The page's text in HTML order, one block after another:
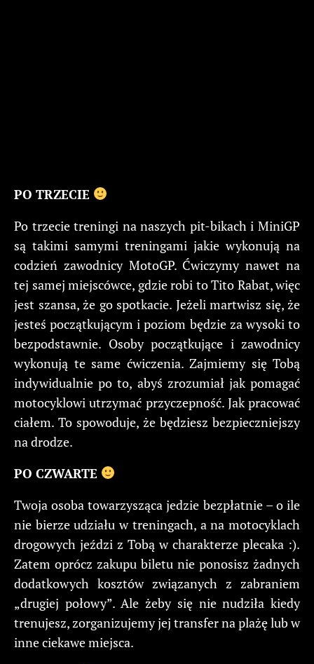
PO TRZECIE
Po trzecie treningi na naszych pit-bikach i MiniGP
są takimi samymi treningami jakie wykonują na
codzień zawodnicy MotoGP. Ćwiczymy nawet na
tej samej miejscówce, gdzie robi to Tito Rabat, więc
jest szansa, że go spotkacie. Jeżeli martwisz się, że
jesteś początkującym i poziom będzie za wysoki to
bezpodstawnie. Osoby początkujące i zawodnicy
wykonują te same ćwiczenia. Zajmiemy się Tobą
indywidualnie po to, abyś zrozumiał jak pomagać
motocyklowi utrzymać przyczepność. Jak pracować
ciałem. To spowoduje, że będziesz bezpieczniejszy
na drodze.
PO CZWARTE
Twoja osoba towarzysząca jedzie bezpłatnie – o ile
nie bierze udziału w treningach, a na motocyklach
drogowych jeździ z Tobą w charakterze plecaka :).
Zatem oprócz zakupu biletu nie ponosisz żadnych
dodatkowych kosztów związanych z zabraniem
„drugiej połowy”. Ale żeby się nie nudziła kiedy
trenujesz, zorganizujemy jej transfer na plażę lub w
inne ciekawe miejsca.